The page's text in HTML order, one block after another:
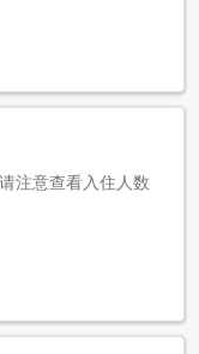
注意查看入住人数